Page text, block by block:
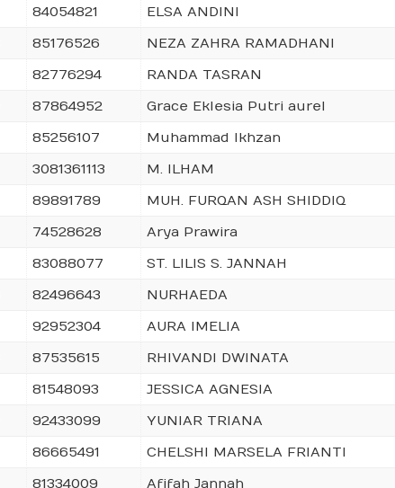
84054821 ELSA ANDINI
85176526 NEZA ZAHRA RAMADHANI
82776294 RANDA TASRAN
87864952 Grace Eklesia Putri aurel
85256107 Muhammad Ikhzan
3081361113 M. ILHAM
89891789 MUH. FURQAN ASH SHIDDIQ
74528628 Arya Prawira
83088077 ST. LILIS S. JANNAH
82496643 NURHAEDA
92952304 AURA IMELIA
87535615 RHIVANDI DWINATA
81548093 JESSICA AGNESIA
92433099 YUNIAR TRIANA
86665491 CHELSHI MARSELA FRIANTI
81334009 Afifah Jannah